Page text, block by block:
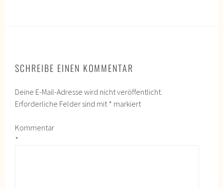
SCHREIBE EINEN KOMMENTAR
Deine E-Mail-Adresse wird nicht veröffentlicht.
Erforderliche Felder sind mit* markiert
Kommentar
*